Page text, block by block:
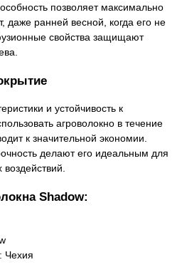
позволяет максимально
даже ранней весной, когда его не
свойства защищают
и устойчивость к
агроволокно в течение
к значительной экономии.
делают его идеальным для
Shadow:
Чехия